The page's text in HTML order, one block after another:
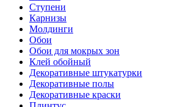
Ступени
Карнизы
Молдинги
Обои
Обои для мокрых зон
Клей обойный
Декоративные штукатурки
Декоративные полы
Декоративные краски